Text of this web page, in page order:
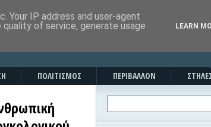
ΠΟΛΙΤΙΣΜΟΣ ΠΕΡΙΒΑΛΛΟΝ
Your IP address and user-agent
of service, generate usage
LEARN